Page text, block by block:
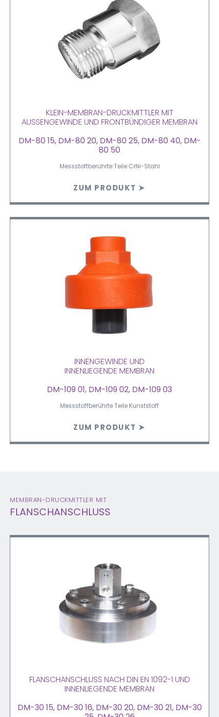
KLEIN-MEMBRAN-DRUCKMITTLER MIT
AUSSENGEWINDE UND FRONTBÜNDIGER MEMBRAN
DM-80 15, DM-80 20, DM-80 25, DM-80 40, DM-
80 50
Messstoffberührte Teile CrNi-Stahl
ZUM PRODUKT ➤
INNENGEWINDE UND
INNENLIEGENDE MEMBRAN
DM-109 01, DM-109 02, DM-109 03
Messstoffberührte Teile Kunststoff
ZUM PRODUKT ➤
MEMBRAN-DRUCKMITTLER MIT
FLANSCHANSCHLUSS
FLANSCHANSCHLUSS NACH DIN EN 1092-1 UND
INNENLIEGENDE MEMBRAN
DM-30 15, DM-30 16, DM-30 20, DM-30 21, DM-30